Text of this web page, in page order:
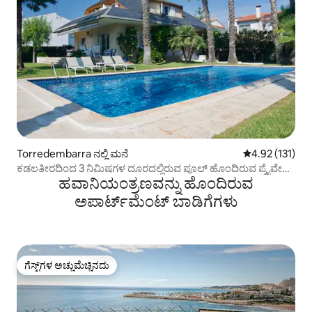
Torredembarra ನಲ್ಲಿ ಮನೆ 5 ರಲ್ಲಿ 4.92
4.92 (131)
ಕಡಲತೀರದಿಂದ 3 ನಿಮಿಷಗಳ ದೂರದಲ್ಲಿರುವ ಪೂಲ್ ಹೊಂದಿರುವ ಪ್ರೈವೇಟ್
ಹವಾನಿಯಂತ್ರಣವನ್ನು ಹೊಂದಿರುವ
ಅಪಾರ್ಟ್‌ಮೆಂಟ್‌ ಬಾಡಿಗೆಗಳು
ಗೆಸ್ಟ್‌ಗಳ ಅಚ್ಚುಮೆಚ್ಚಿನದು
ಗೆಸ್ಟ್‌ಗಳ ಅಚ್ಚುಮೆಚ್ಚಿನದು